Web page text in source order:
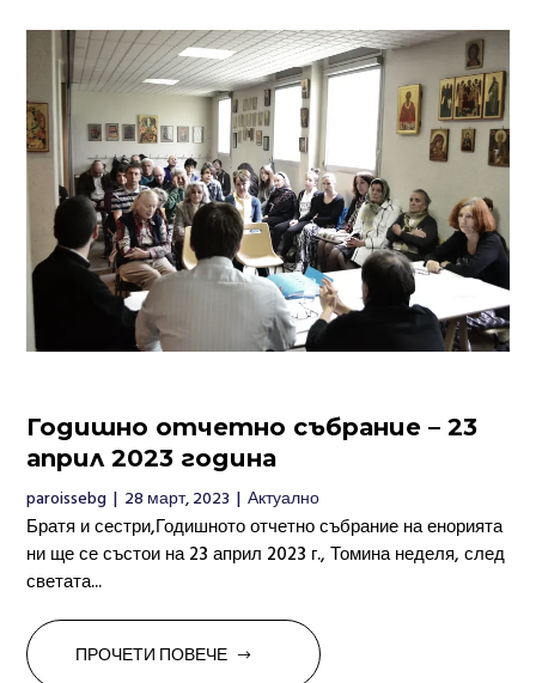
Годишно отчетно събрание – 23
април 2023 година
paroissebg | 28 март, 2023 | Актуално
Братя и сестри,Годишното отчетно събрание на енорията
ни ще се състои на 23 април 2023 г., Томина неделя, след
светата...
ПРОЧЕТИ ПОВЕЧЕ